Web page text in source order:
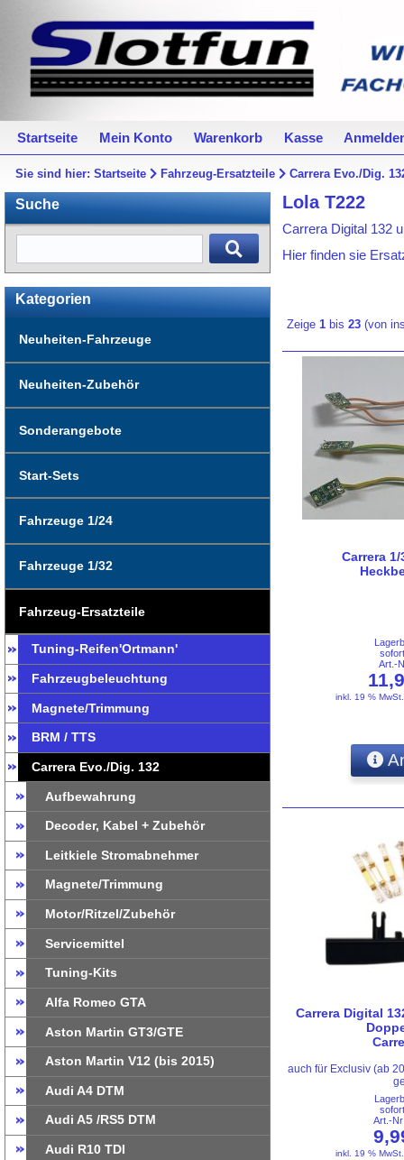
Startseite Mein Konto Warenkorb Kasse
Sie sind hier:Startseite Fahrzeug-Ersatzteile Carrera Evo./Dig.
Suche
Kategorien
Neuheiten-Fahrzeuge
Neuheiten-Zubehör
Sonderangebote
Start-Sets
Fahrzeuge 1/24
Fahrzeuge 1/32
Fahrzeug-Ersatzteile
Tuning-Reifen'Ortmann'
Fahrzeugbeleuchtung
Magnete/Trimmung
BRM / TTS
Carrera Evo./Dig. 132
Aufbewahrung
Decoder, Kabel + Zubehör
Leitkiele Stromabnehmer
Magnete/Trimmung
Motor/Ritzel/Zubehör
Servicemittel
Tuning-Kits
Alfa Romeo GTA
Aston Martin GT3/GTE
Aston Martin V12 (bis 2015)
Audi A4 DTM
Audi A5 /RS5 DTM
Audi R10 TDI
Lola T222
Carrera Digital 132
Hier finden sie
Zeige1 bis23 (von
Carrera
Art.-
inkl. 19 %
Carrera Digital
auch für Exclusiv (ab
Art.-
inkl. 19 %